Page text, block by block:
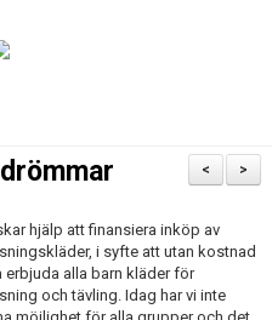
>
<
hjälp att finansiera inköp av
i syfte att utan kostnad
erbjuda alla barn kläder för
och tävling. Idag har vi inte